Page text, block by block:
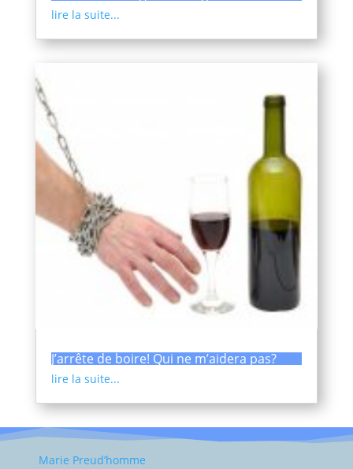
lire la suite...
J’arrête de boire! Qui ne m’aidera pas?
lire la suite...
Marie Preud’homme